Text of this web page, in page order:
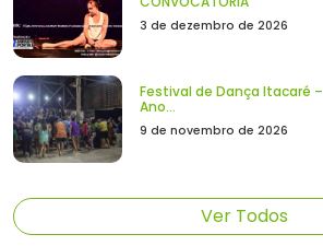
3 de dezembro de 2026
Festival de Dança Itacaré –
Ano...
9 de novembro de 2026
Ver Todos